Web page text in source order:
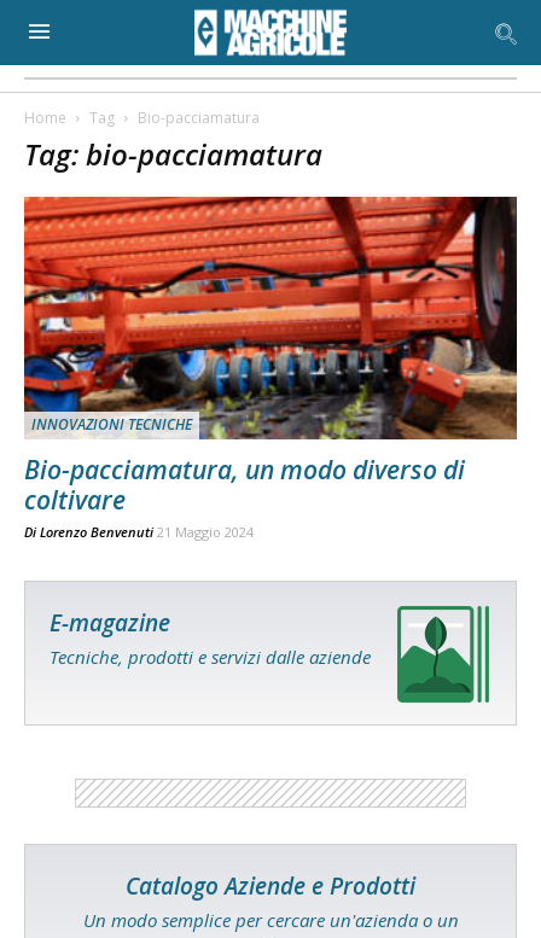
Home Tag Bio-pacciamatura
Tag: bio-pacciamatura
INNOVAZIONI TECNICHE
Bio-pacciamatura, un modo diverso di
coltivare
Di Lorenzo Benvenuti 21 Maggio 2024
E-magazine
Tecniche, prodotti e servizi dalle aziende
Catalogo Aziende e Prodotti
Un modo semplice per cercare un'azienda o un